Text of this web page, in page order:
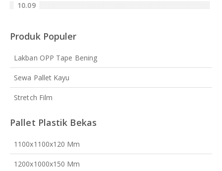
10.09
Produk Populer
Lakban OPP Tape Bening
Sewa Pallet Kayu
Stretch Film
Pallet Plastik Bekas
1100x1100x120 Mm
1200x1000x150 Mm